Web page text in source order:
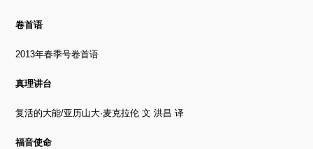
卷首语
2013年春季号卷首语
真理讲台
复活的大能/亚历山大·麦克拉伦 文 洪昌 译
福音使命